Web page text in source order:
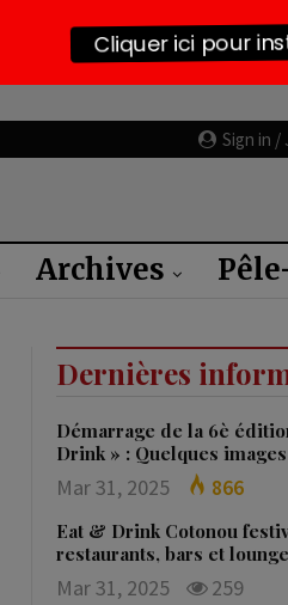
Sign in /
Archives
Dernières
Démarrage de la 6è
Drink » : Quelques
Mar 31, 2025 866
Eat & Drink Cotonou
restaurants, bars et
Mar 31, 2025 259
Cliquer ici pour